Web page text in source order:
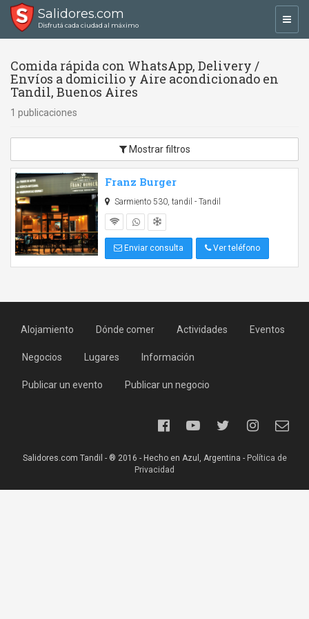
Salidores.com
Disfrutá cada ciudad al máximo
Comida rápida con WhatsApp, Delivery /
Envíos a domicilio y Aire acondicionado en
Tandil, Buenos Aires
1 publicaciones
Mostrar filtros
Franz Burger
Sarmiento 530, tandil - Tandil
Enviar consulta Ver teléfono
Alojamiento Dónde comer Actividades Eventos
Negocios Lugares Información
Publicar un evento Publicar un negocio
Salidores.com Tandil - ® 2016 - Hecho en Azul, Argentina - Política de
Privacidad